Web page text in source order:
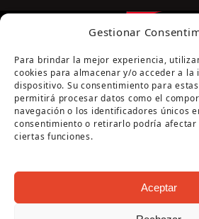
Gestionar
Para brindar la mejor experiencia,
cookies para almacenar y/o acceder a la
dispositivo. Su consentimiento para
permitirá procesar datos como el
navegación o los identificadores únicos
consentimiento o retirarlo podría afectar
ciertas funciones.
Aceptar
Página cofinanciada por la